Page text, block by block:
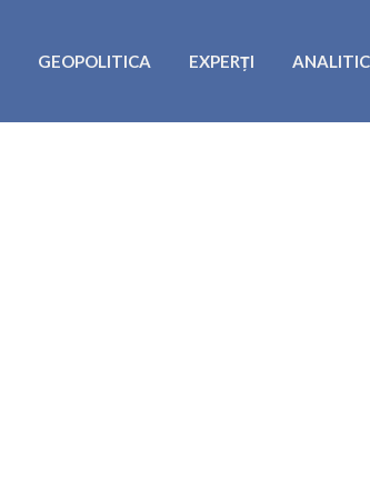
GEOPOLITICA EXPERȚI